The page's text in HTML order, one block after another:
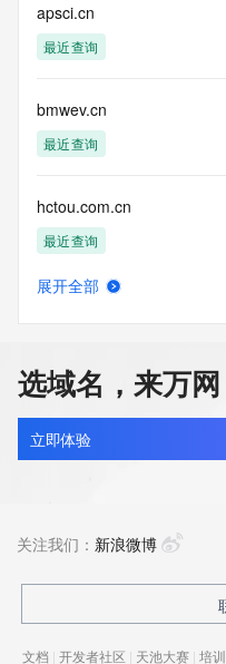
apsci.cn
最近查询
bmwev.cn
最近查询
hctou.com.cn
最近查询
huanzhit.cn
最近查询
最近查询
展开全部
选域名，来万网
立即体验
关注我们： 新浪微博
文档 | 开发者社区 | 天池大赛 | 培